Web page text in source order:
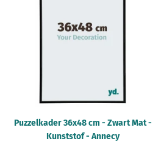
Puzzelkader 36x48 cm - Zwart Mat -
Kunststof - Annecy